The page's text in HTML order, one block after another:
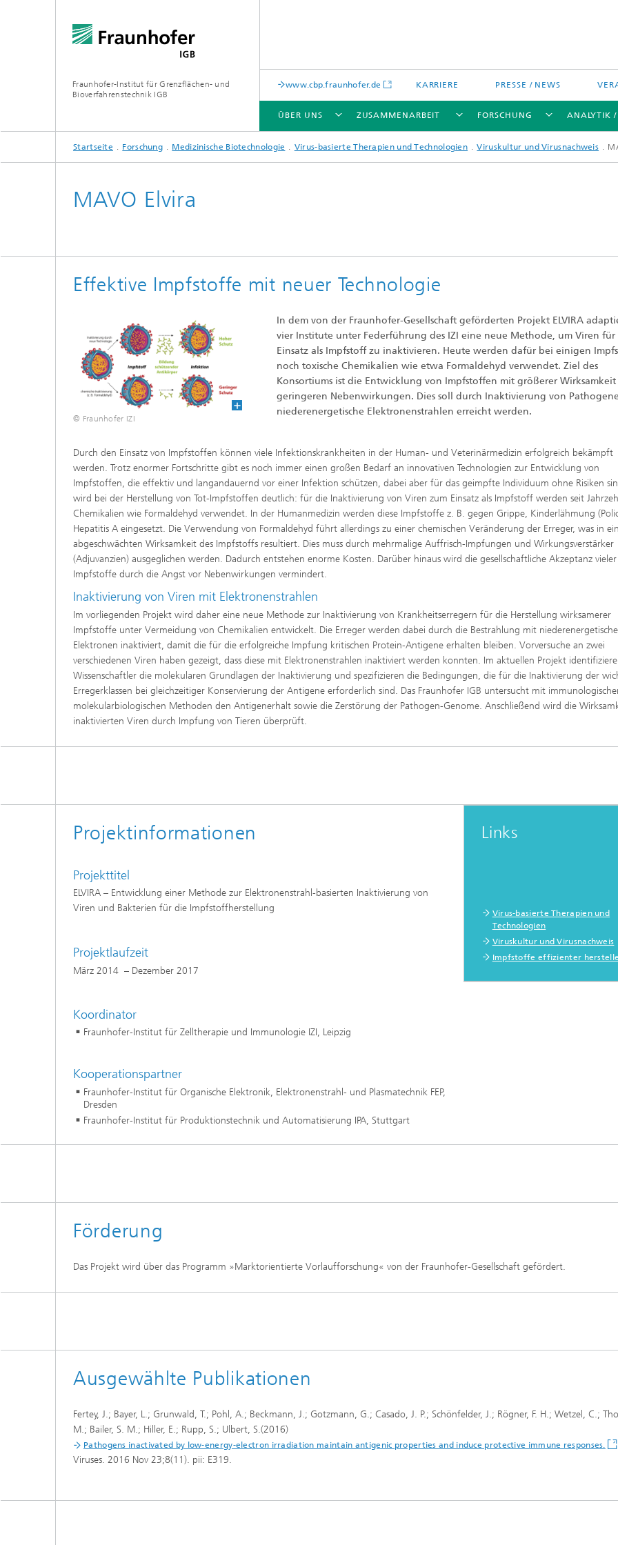
Fraunhofer-Institut für Grenzflächen- und
Bioverfahrenstechnik IGB
www.cbp.fraunhofer.de KARRIERE PRESSE / NEWS
ÜBER UNS
ÜBER UNS
ZUSAMMENARBEIT
ZUSAMMENARBEIT
FORSCHUNG
FORSCHUNG
Materialien
Beschichtungen und
Beschichtungstechnologien
Verfahren
Dreidimensionale (3D) Hautmodelle
als In-vitro-Testsysteme
Dreidimensionale (3D) Mikrogewebe:
Organoide und Sphäroide
Produktionszelllinien
Immunrezeptoren und
Trocknung mit überhitztem
Gewinnung von Biogas durch
Hochlastfaulung von
Gülle und organischen
Rückgewinnung von Nährstoffen
Reststoffströmen zur Herstellung
®
Biofilme und Hygiene
Biobasierte Polymere und Additive
Zukunftsmaterialien
Mikrobielle Katalyse
Algenbiotechnologie
Infektionen – Prävention,
Wirkstoffentwicklung
ANALYTIK /
ANALYTIK / PRÜFUNG
Weitere analytische Methoden
PUBLIKATIONEN
Startseite Forschung Medizinische Biotechnologie Virus-basierte Therapien und Technologien Viruskultur und Virusnachweis
MAVO Elvira
Effektive Impfstoffe mit neuer Technologie
© Fraunhofer IZI
In dem von der Fraunhofer-Gesellschaft geförderten Projekt ELVIRA
vier Institute unter Federführung des IZI eine neue Methode, um Viren für
Einsatz als Impfstoff zu inaktivieren. Heute werden dafür bei einigen
noch toxische Chemikalien wie etwa Formaldehyd verwendet. Ziel des
Konsortiums ist die Entwicklung von Impfstoffen mit größerer
geringeren Nebenwirkungen. Dies soll durch Inaktivierung von
niederenergetische Elektronenstrahlen erreicht werden.
Durch den Einsatz von Impfstoffen können viele Infektionskrankheiten in der Human- und Veterinärmedizin erfolgreich bekämpft
werden. Trotz enormer Fortschritte gibt es noch immer einen großen Bedarf an innovativen Technologien zur Entwicklung von
Impfstoffen, die effektiv und langandauernd vor einer Infektion schützen, dabei aber für das geimpfte Individuum ohne Risiken
wird bei der Herstellung von Tot-Impfstoffen deutlich: für die Inaktivierung von Viren zum Einsatz als Impfstoff werden seit
Chemikalien wie Formaldehyd verwendet. In der Humanmedizin werden diese Impfstoffe z. B. gegen Grippe, Kinderlähmung
Hepatitis A eingesetzt. Die Verwendung von Formaldehyd führt allerdings zu einer chemischen Veränderung der Erreger, was in
abgeschwächten Wirksamkeit des Impfstoffs resultiert. Dies muss durch mehrmalige Auffrisch-Impfungen und Wirkungsverstärker
(Adjuvanzien) ausgeglichen werden. Dadurch entstehen enorme Kosten. Darüber hinaus wird die gesellschaftliche Akzeptanz vieler
Impfstoffe durch die Angst vor Nebenwirkungen vermindert.
Inaktivierung von Viren mit Elektronenstrahlen
Im vorliegenden Projekt wird daher eine neue Methode zur Inaktivierung von Krankheitserregern für die Herstellung wirksamerer
Impfstoffe unter Vermeidung von Chemikalien entwickelt. Die Erreger werden dabei durch die Bestrahlung mit
Elektronen inaktiviert, damit die für die erfolgreiche Impfung kritischen Protein-Antigene erhalten bleiben. Vorversuche an zwei
verschiedenen Viren haben gezeigt, dass diese mit Elektronenstrahlen inaktiviert werden konnten. Im aktuellen Projekt
Wissenschaftler die molekularen Grundlagen der Inaktivierung und spezifizieren die Bedingungen, die für die Inaktivierung der
Erregerklassen bei gleichzeitiger Konservierung der Antigene erforderlich sind. Das Fraunhofer IGB untersucht mit
molekularbiologischen Methoden den Antigenerhalt sowie die Zerstörung der Pathogen-Genome. Anschließend wird die
inaktivierten Viren durch Impfung von Tieren überprüft.
Projektinformationen
Projekttitel
ELVIRA – Entwicklung einer Methode zur Elektronenstrahl-basierten Inaktivierung von
Viren und Bakterien für die Impfstoffherstellung
Projektlaufzeit
März 2014 – Dezember 2017
Koordinator
Fraunhofer-Institut für Zelltherapie und Immunologie IZI, Leipzig
Kooperationspartner
Fraunhofer-Institut für Organische Elektronik, Elektronenstrahl- und Plasmatechnik FEP,
Dresden
Fraunhofer-Institut für Produktionstechnik und Automatisierung IPA, Stuttgart
Links
Virus-basierte Therapien und
Technologien
Viruskultur und Virusnachweis
Impfstoffe effizienter
Förderung
Das Projekt wird über das Programm »Marktorientierte Vorlaufforschung« von der Fraunhofer-Gesellschaft gefördert.
Ausgewählte Publikationen
Fertey, J.; Bayer, L.; Grunwald, T.; Pohl, A.; Beckmann, J.; Gotzmann, G.; Casado, J. P.; Schönfelder, J.; Rögner, F. H.; Wetzel, C.;
M.; Bailer, S. M.; Hiller, E.; Rupp, S.; Ulbert, S.(2016)
Pathogens inactivated by low-energy-electron irradiation maintain antigenic properties and induce protective immune responses.
Viruses. 2016 Nov 23;8(11). pii: E319.